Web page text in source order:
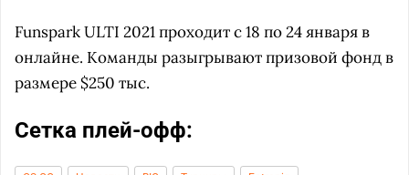
Funspark ULTI 2021 проходит с 18 по 24 января в
онлайне. Команды разыгрывают призовой фонд в
размере $250 тыс.
Сетка плей-офф: